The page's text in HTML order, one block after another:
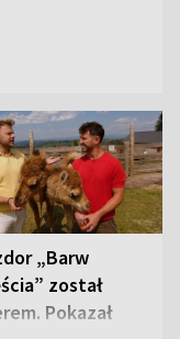
„Barw
został
Pokazał